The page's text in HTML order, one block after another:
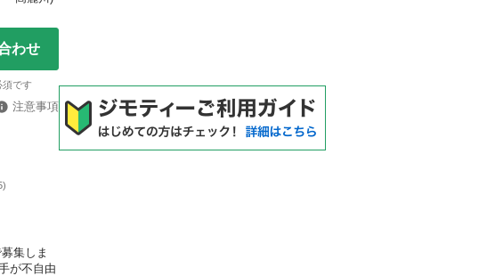
わせ
です
注意事項
)
集しま
が不自由